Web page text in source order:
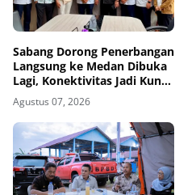
Sabang Dorong Penerbangan
Langsung ke Medan Dibuka
Lagi, Konektivitas Jadi Kunci
Pariwisata Pulau Weh
Agustus 07, 2026